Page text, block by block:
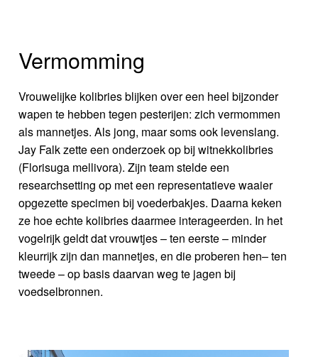
Vermomming
Vrouwelijke kolibries blijken over een heel bijzonder
wapen te hebben tegen pesterijen: zich vermommen
als mannetjes. Als jong, maar soms ook levenslang.
Jay Falk zette een onderzoek op bij witnekkolibries
(Florisuga mellivora). Zijn team stelde een
researchsetting op met een representatieve waaier
opgezette specimen bij voederbakjes. Daarna keken
ze hoe echte kolibries daarmee interageerden. In het
vogelrijk geldt dat vrouwtjes – ten eerste – minder
kleurrijk zijn dan mannetjes, en die proberen hen– ten
tweede – op basis daarvan weg te jagen bij
voedselbronnen.